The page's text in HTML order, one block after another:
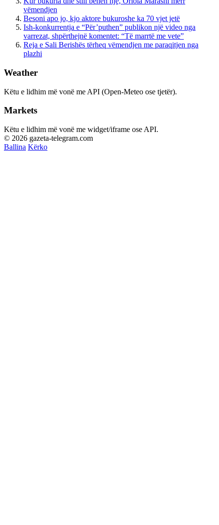
vëmendjen
Besoni apo jo, kjo aktore bukuroshe ka 70 vjet jetë
Ish-konkurrentja e “Për’puthen” publikon një video nga
varrezat, shpërthejnë komentet: “Të marrtë me vete”
Reja e Sali Berishës tërheq vëmendjen me paraqitjen nga
plazhi
Weather
Këtu e lidhim më vonë me API (Open-Meteo ose tjetër).
Markets
Këtu e lidhim më vonë me widget/iframe ose API.
© 2026 gazeta-telegram.com
Ballina Kërko